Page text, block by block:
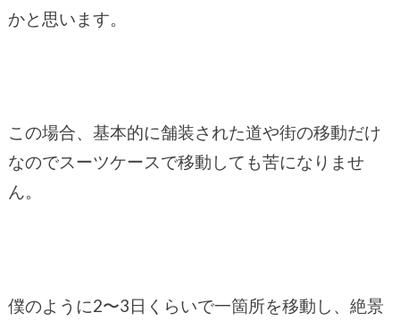
かと思います。
この場合、基本的に舗装された道や街の移動だけ
なのでスーツケースで移動しても苦になりませ
ん。
僕のように2〜3日くらいで一箇所を移動し、絶景